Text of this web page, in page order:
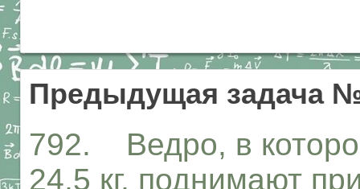
Предыдущая задача
792. Ведро, в
24,5 кг, поднимают